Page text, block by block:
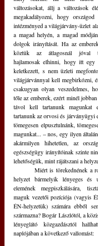
változásokat, állj a változások
megakadályozni, hogy országod
intézményed a világjárvány-üzlet
a magad helyén, a magad
dolgok irányítását. Ha az
köztük az átlagosnál jóval
hajlamosak elhinni, hogy itt egy
keletkezett, s nem üzleti
világjárvánnyal kell megbirkózni,
csakugyan olyan veszedelmes,
tőle az emberek, ezért minél
távol kell tartanunk magunkat
tartanunk az orvosi és járványügyi
tömegesen elpusztulnánk,
magunkat... – nos, egy ilyen
akármilyen hihetetlen, az
egészségügy irányítóinak szinte
lehetőségük, mint rájátszani a
helyzet bármelyik lényeges és
elemének megpiszkálására,
maguk vezetői pozíciója (vagyis
ÉN-helyzetük) számára ebből
származna? Bogár Lászlótól, a
lényeglátó közgazdásztól
naplójában a következő vallomást: